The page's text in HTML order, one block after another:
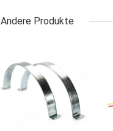
Andere Produkte